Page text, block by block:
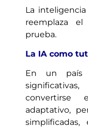
La
reemplaza
prueba.
La IA como
En un país
convertirse
adaptativo,
simplificadas,